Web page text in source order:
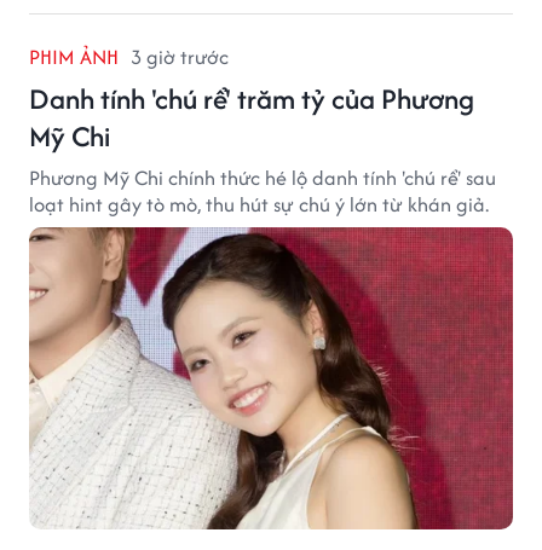
PHIM ẢNH 3 giờ trước
Danh tính 'chú rể' trăm tỷ của Phương
Mỹ Chi
Phương Mỹ Chi chính thức hé lộ danh tính 'chú rể' sau
loạt hint gây tò mò, thu hút sự chú ý lớn từ khán giả.